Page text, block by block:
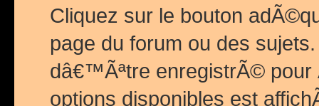
Cliquez sur le bouton
page du forum ou des
dâ€™Ãªtre enregistrÃ©
options disponibles est